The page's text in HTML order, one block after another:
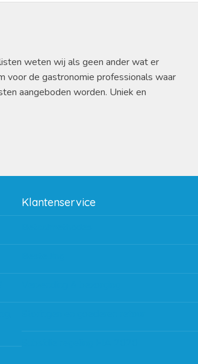
weten wij als geen ander wat er
voor de gastronomie professionals waar
aangeboden worden. Uniek en
Klantenservice
Subsidie regeling EIA 2020